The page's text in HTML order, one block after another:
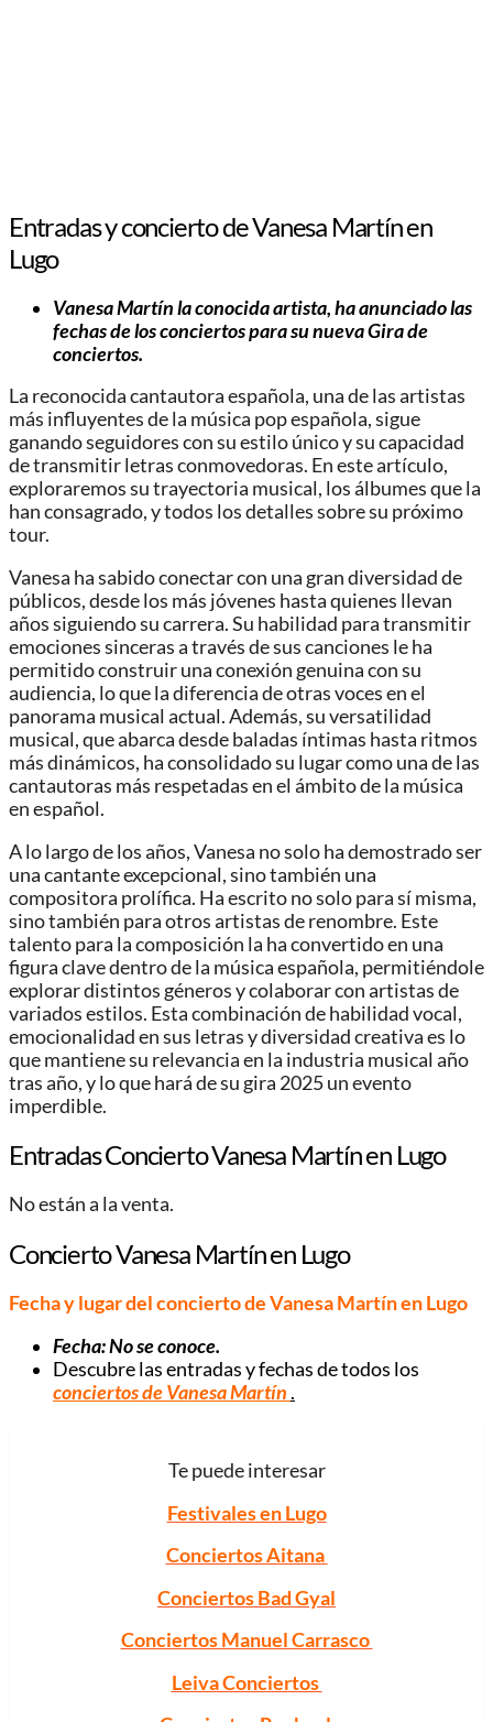
Entradas y concierto de Vanesa Martín en
Lugo
Vanesa Martín la conocida artista, ha anunciado las
fechas de los conciertos para su nueva Gira de
conciertos.
La reconocida cantautora española, una de las artistas
más influyentes de la música pop española, sigue
ganando seguidores con su estilo único y su capacidad
de transmitir letras conmovedoras. En este artículo,
exploraremos su trayectoria musical, los álbumes que la
han consagrado, y todos los detalles sobre su próximo
tour.
Vanesa ha sabido conectar con una gran diversidad de
públicos, desde los más jóvenes hasta quienes llevan
años siguiendo su carrera. Su habilidad para transmitir
emociones sinceras a través de sus canciones le ha
permitido construir una conexión genuina con su
audiencia, lo que la diferencia de otras voces en el
panorama musical actual. Además, su versatilidad
musical, que abarca desde baladas íntimas hasta ritmos
más dinámicos, ha consolidado su lugar como una de las
cantautoras más respetadas en el ámbito de la música
en español.
A lo largo de los años, Vanesa no solo ha demostrado ser
una cantante excepcional, sino también una
compositora prolífica. Ha escrito no solo para sí misma,
sino también para otros artistas de renombre. Este
talento para la composición la ha convertido en una
figura clave dentro de la música española, permitiéndole
explorar distintos géneros y colaborar con artistas de
variados estilos. Esta combinación de habilidad vocal,
emocionalidad en sus letras y diversidad creativa es lo
que mantiene su relevancia en la industria musical año
tras año, y lo que hará de su gira 2025 un evento
imperdible.
Entradas Concierto Vanesa Martín en Lugo
No están a la venta.
Concierto Vanesa Martín en Lugo
Fecha y lugar del concierto de Vanesa Martín en Lugo
Fecha: No se conoce.
Descubre las entradas y fechas de todos los
conciertos de Vanesa Martín .
Te puede interesar
Festivales en Lugo
Conciertos Aitana
Conciertos Bad Gyal
Conciertos Manuel Carrasco
Leiva Conciertos